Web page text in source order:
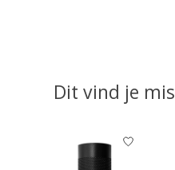
Dit vind je
Items van productcarrousel